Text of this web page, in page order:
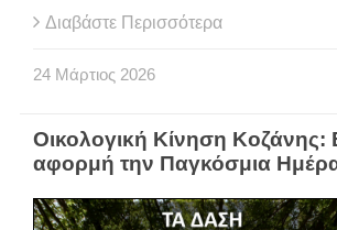
Διαβάστε Περισσότερα
24 Μάρτιος 2026
Οικολογική Κίνηση
αφορμή την Παγκόσμια